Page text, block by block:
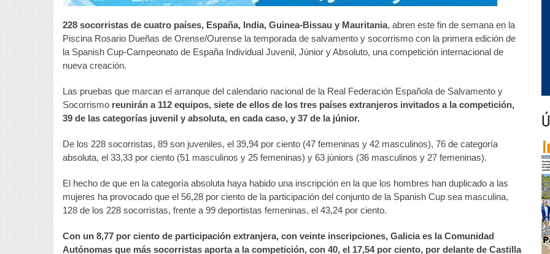
228 socorristas de cuatro países, España, India, Guinea-Bissau y Mauritania, abren este fin de semana en la
Piscina Rosario Dueñas de Orense/Ourense la temporada de salvamento y socorrismo con la primera edición de
la Spanish Cup-Campeonato de España Individual Juvenil, Júnior y Absoluto, una competición internacional de
nueva creación.
Las pruebas que marcan el arranque del calendario nacional de la Real Federación Española de Salvamento y
Socorrismo reunirán a 112 equipos, siete de ellos de los tres países extranjeros invitados a la competición,
39 de las categorías juvenil y absoluta, en cada caso, y 37 de la júnior.
De los 228 socorristas, 89 son juveniles, el 39,94 por ciento (47 femeninas y 42 masculinos), 76 de categoría
absoluta, el 33,33 por ciento (51 masculinos y 25 femeninas) y 63 júniors (36 masculinos y 27 femeninas).
El hecho de que en la categoría absoluta haya habido una inscripción en la que los hombres han duplicado a las
mujeres ha provocado que el 56,28 por ciento de la participación del conjunto de la Spanish Cup sea masculina,
128 de los 228 socorristas, frente a 99 deportistas femeninas, el 43,24 por ciento.
Con un 8,77 por ciento de participación extranjera, con veinte inscripciones, Galicia es la Comunidad
Autónomas que más socorristas aporta a la competición, con 40, el 17,54 por ciento, por delante de Castilla